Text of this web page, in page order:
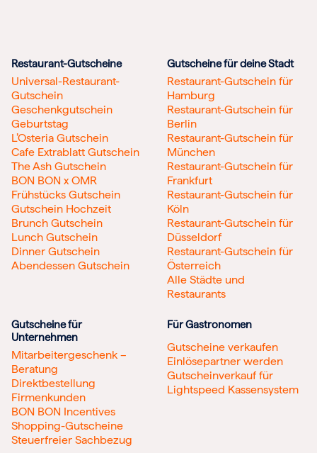
Restaurant-Gutscheine
Universal-Restaurant-
Gutschein
Geschenkgutschein
Geburtstag
L’Osteria Gutschein
Cafe Extrablatt Gutschein
The Ash Gutschein
BON BON x OMR
Frühstücks Gutschein
Gutschein Hochzeit
Brunch Gutschein
Lunch Gutschein
Dinner Gutschein
Abendessen Gutschein
Gutscheine für deine Stadt
Restaurant-Gutschein für
Hamburg
Restaurant-Gutschein für
Berlin
Restaurant-Gutschein für
München
Restaurant-Gutschein für
Frankfurt
Restaurant-Gutschein für
Köln
Restaurant-Gutschein für
Düsseldorf
Restaurant-Gutschein für
Österreich
Alle Städte und
Restaurants
Gutscheine für
Unternehmen
Mitarbeitergeschenk –
Beratung
Direktbestellung
Firmenkunden
BON BON Incentives
Shopping-Gutscheine
Steuerfreier Sachbezug
Für Gastronomen
Gutscheine verkaufen
Einlösepartner werden
Gutscheinverkauf für
Lightspeed Kassensystem